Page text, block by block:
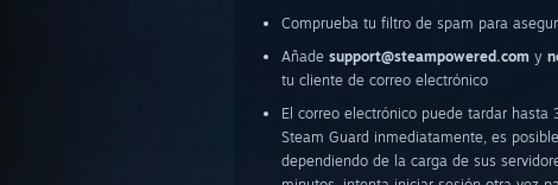
Comprueba tu filtro de spam para
Añade support@steampowered.com y
tu cliente de correo electrónico
El correo electrónico puede tardar
Steam Guard inmediatamente, es
dependiendo de la carga de sus